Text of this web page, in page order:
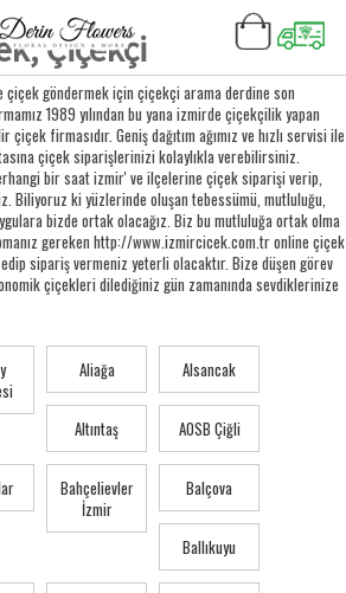
Çiçekçi
çiçek göndermek için çiçekçi arama derdine son
1989 yılından bu yana izmirde çiçekçilik yapan
firmasıdır. Geniş dağıtım ağımız ve hızlı servisi ile
çiçek siparişlerinizi kolaylıkla verebilirsiniz.
bir saat izmir' ve ilçelerine çiçek siparişi verip,
Biliyoruz ki yüzlerinde oluşan tebessümü, mutluluğu,
bizde ortak olacağız. Biz bu mutluluğa ortak olma
gereken http://www.izmircicek.com.tr online çiçek
sipariş vermeniz yeterli olacaktır. Bize düşen görev
çiçekleri dilediğiniz gün zamanında sevdiklerinize
Aliağa Alsancak
Altıntaş AOSB Çiğli
Bahçelievler
İzmir
Balçova
Ballıkuyu